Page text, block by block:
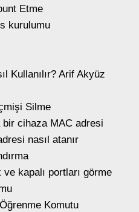
Etme
kurulumu
Kullanılır? Arif Akyüz
Silme
bir cihaza MAC adresi
nasıl atanır
kapalı portları görme
Komutu